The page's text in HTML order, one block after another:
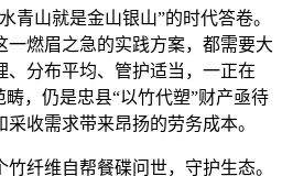
山就是金山银山”的时代答卷。
一燃眉之急的实践方案，都需要大
、分布平均、管护适当，一正在
，仍是忠县“以竹代塑”财产亟待
收需求带来昂扬的劳务成本。
维自帮餐碟问世，守护生态。